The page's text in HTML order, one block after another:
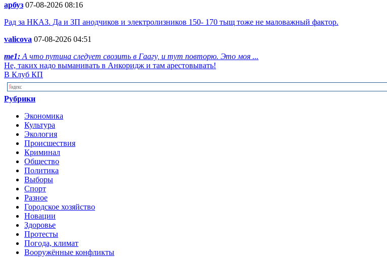
арбуз 07-08-2026 08:16
Рад за НКАЗ. Да и ЗП анодчиков и электролизников 150- 170 тыщ тоже не маловажный фактор.
valicova 07-08-2026 04:51
me1: А что путина следует свозить в Гаагу, и тут повторю. Это моя ...
Не, таких надо выманивать в Анкоридж и там арестовывать!
В Клуб КП
Рубрики
Экономика
Культура
Экология
Происшествия
Криминал
Общество
Политика
Выборы
Спорт
Разное
Городское хозяйство
Новации
Здоровье
Протесты
Погода, климат
Вооружённые конфликты